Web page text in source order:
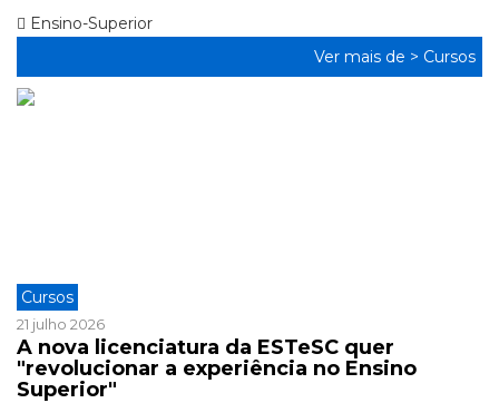
Ensino-Superior
Ver mais de > Cursos
Cursos
21 julho 2026
A nova licenciatura da ESTeSC quer
"revolucionar a experiência no Ensino
Superior"